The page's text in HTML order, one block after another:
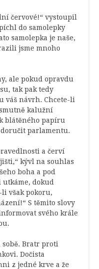
červové!“ vystoupil
do samolepky
samolepka je naše,
jsme mnoho
ale pokud opravdu
tak pak tedy
váš návrh. Chcete-li
kalužní
blátěného papíru
parlamentu.
a červí
kývl na souhlas
boha a pod
utkáme, dokud
však pokoru,
S těmito slovy
svého krále
Bratr proti
Dočista
z jedné krve a že